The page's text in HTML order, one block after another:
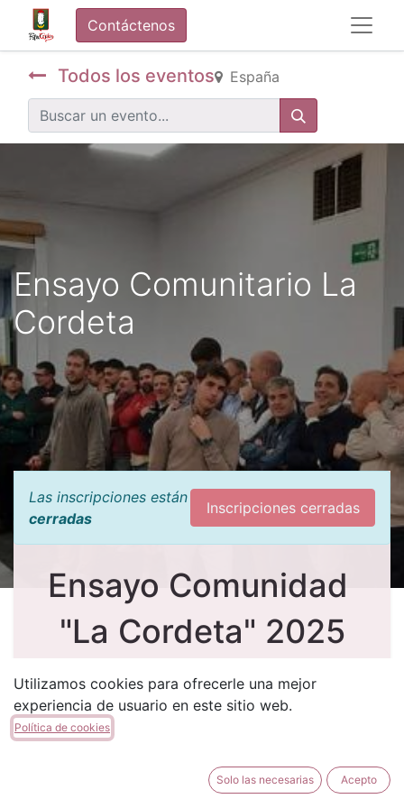
Contáctenos
Todos los eventos España
Ensayo Comunitario La
Cordeta
Las inscripciones están
cerradas
Inscripciones cerradas
Ensayo Comunidad
"La Cordeta" 2025
febrero el próximo día 22 celebraremos el Ensayo
de la comunidad.
pudiendo solo asistir los socios que les entra en
Utilizamos cookies para ofrecerle una mejor
experiencia de usuario en este sitio web.
Política de cookies
Solo las necesarias Acepto